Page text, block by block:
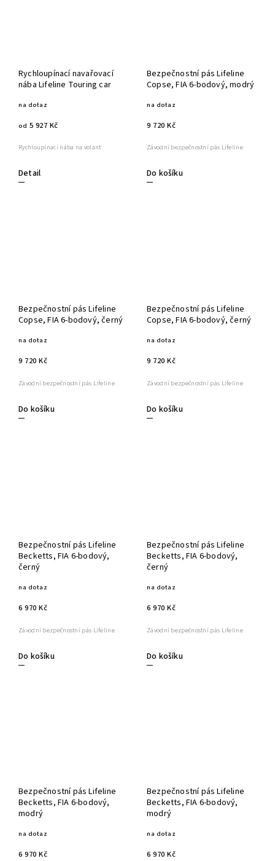
Rychloupínací navařovací
nába Lifeline Touring car
na dotaz
od 5 927 Kč
Detail
Rychloupínací nába na volant
Bezpečnostní pás Lifeline
Copse, FIA 6-bodový, modrý
na dotaz
9 720 Kč
Do košíku
Závodní bezpečnostní pás Lifeline
Bezpečnostní pás Lifeline
Copse, FIA 6-bodový, černý
na dotaz
9 720 Kč
Do košíku
Závodní bezpečnostní pás Lifeline
Bezpečnostní pás Lifeline
Copse, FIA 6-bodový, černý
na dotaz
9 720 Kč
Do košíku
Závodní bezpečnostní pás Lifeline
Bezpečnostní pás Lifeline
Becketts, FIA 6-bodový,
černý
na dotaz
6 970 Kč
Do košíku
Závodní bezpečnostní pás Lifeline
Bezpečnostní pás Lifeline
Becketts, FIA 6-bodový,
černý
na dotaz
6 970 Kč
Do košíku
Závodní bezpečnostní pás Lifeline
Bezpečnostní pás Lifeline
Becketts, FIA 6-bodový,
modrý
na dotaz
6 970 Kč
Bezpečnostní pás Lifeline
Becketts, FIA 6-bodový,
modrý
na dotaz
6 970 Kč